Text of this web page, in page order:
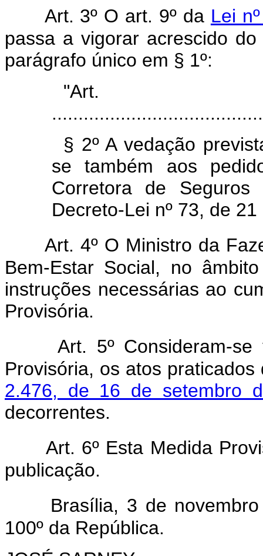
Art. 3º O art. 9º da Lei
passa a vigorar acrescido
parágrafo único em § 1º:
§ 2º A vedação
se também aos
Corretora de
Decreto-Lei nº 73, de
Art. 4º O Ministro da
Bem-Estar Social, no
instruções necessárias ao
Provisória.
Art. 5º Consideram-
Provisória, os atos
2.476, de 16 de setembro
decorrentes.
Art. 6º Esta Medida
publicação.
Brasília, 3 de
100º da República.